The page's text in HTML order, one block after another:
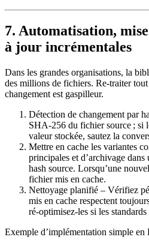
7. Automatisation,
à jour incrémentales
Dans les grandes organisations, la
des millions de fichiers. Re‑traiter
changement est gaspilleur.
Détection de changement par
SHA‑256 du fichier source ; si
valeur stockée, sautez la
Mettre en cache les variantes
principales et d’archivage
hash source. Lorsqu’une
fichier mis en cache.
Nettoyage planifié – Vérifiez
mis en cache respectent
ré‑optimisez‑les si les
Exemple d’implémentation simple en